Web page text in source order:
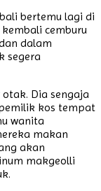
bertemu lagi di
cemburu
dalam
segera
Dia sengaja
kos tempat
wanita
makan
akan
makgeolli